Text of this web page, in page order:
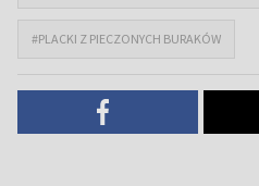
#PLACKI Z PIECZONYCH BURAKÓW